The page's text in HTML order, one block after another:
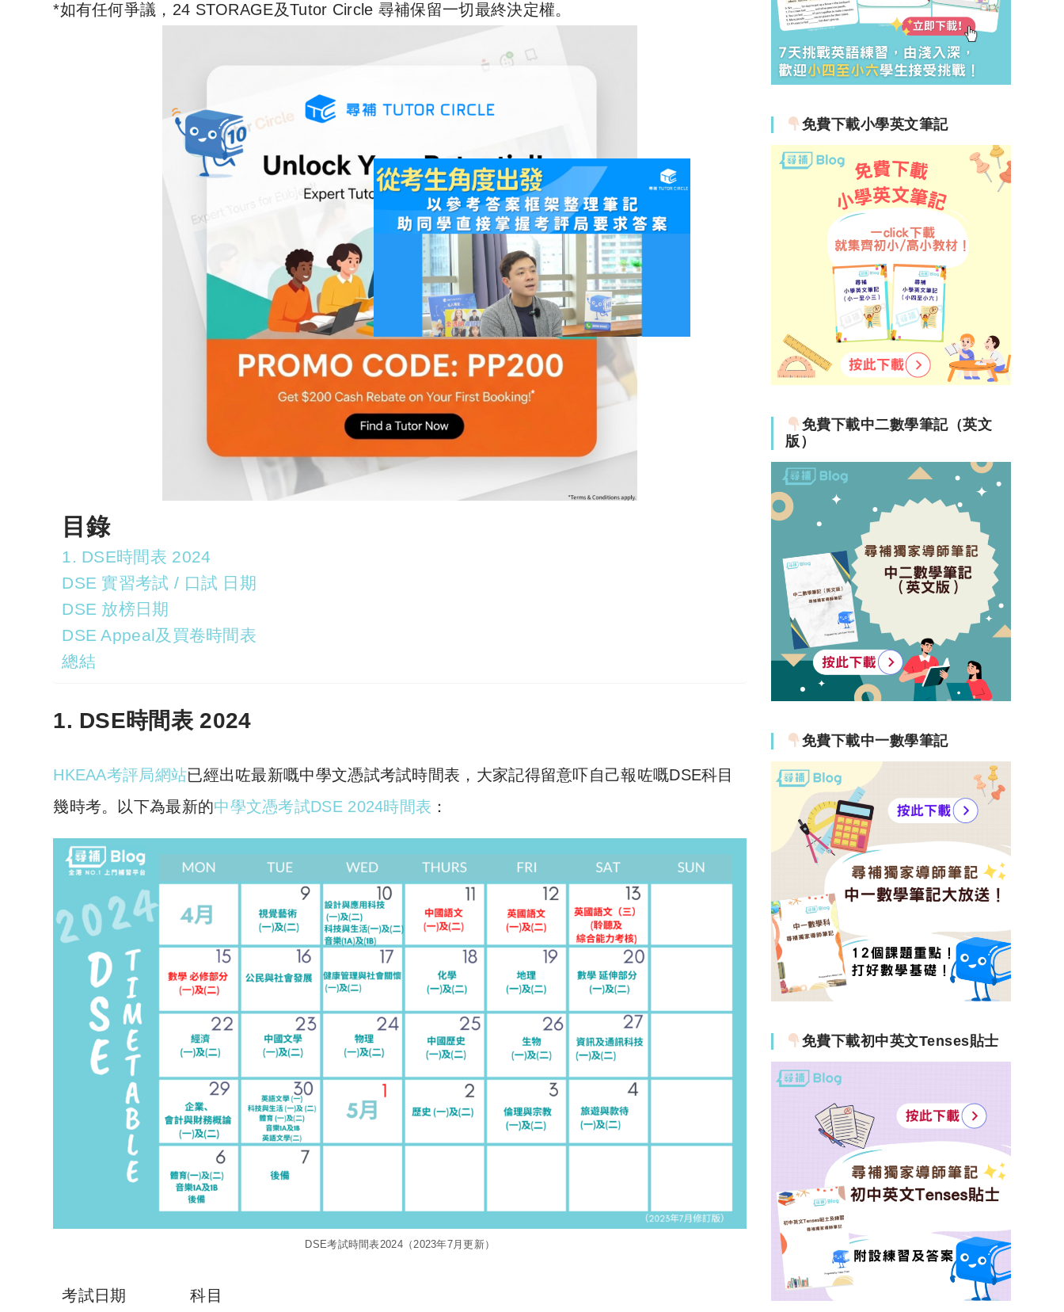
*如有任何爭議，24 STORAGE及Tutor Circle 尋補保留一切最終決定權。
目錄
1. DSE時間表 2024
DSE 實習考試 / 口試 日期
DSE 放榜日期
DSE Appeal及買卷時間表
總結
1. DSE時間表 2024
HKEAA考評局網站已經出咗最新嘅中學文憑試考試時間表，大家記得留意吓自己報咗嘅DSE科目
幾時考。以下為最新的中學文憑考試DSE 2024時間表 ：
DSE考試時間表2024（2023年7月更新）
考試日期 科目
免費下載小學英文筆記
免費下載中二數學筆記（英文
版）
免費下載中一數學筆記
免費下載初中英文Tenses貼士